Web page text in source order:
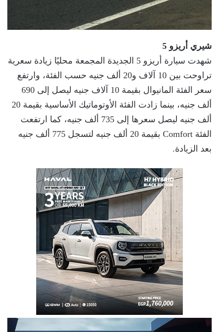
شيري أريزو 5
شهدت سيارة أريزو 5 الجديدة المجمعة محليًا زيادة سعرية
تراوحت بين 10 آلاف و20 ألف جنيه حسب الفئة، وارتفع
سعر الفئة المانيوال بقيمة 10 آلاف جنيه ليصل إلى 690
ألف جنيه، بينما زادت الفئة الأوتوماتيك الأساسية بقيمة 20
ألف جنيه ليصل سعرها إلى 735 ألف جنيه، كما ارتفعت
الفئة Comfort بقيمة 20 ألف جنيه لتسجل 775 ألف جنيه
بعد الزيادة.